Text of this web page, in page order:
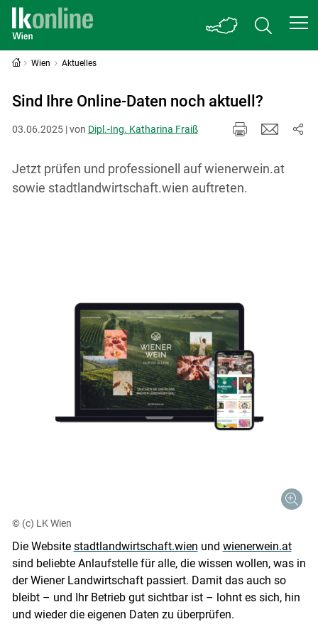
Wien Aktuelles
Sind Ihre Online-Daten noch aktuell?
03.06.2025 | von Dipl.-Ing. Katharina Fraiß
Jetzt prüfen und professionell auf wienerwein.at
sowie stadtlandwirtschaft.wien auftreten.
© (c) LK Wien
Die Website stadtlandwirtschaft.wien und wienerwein.at
sind beliebte Anlaufstelle für alle, die wissen wollen, was in
der Wiener Landwirtschaft passiert. Damit das auch so
bleibt – und Ihr Betrieb gut sichtbar ist – lohnt es sich, hin
und wieder die eigenen Daten zu überprüfen.